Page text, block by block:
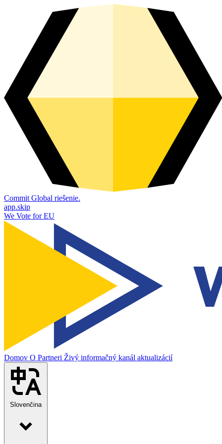
Commit Global riešenie.
app.skip
We Vote for EU
Domov O Partneri Živý informačný kanál aktualizácií
Slovenčina